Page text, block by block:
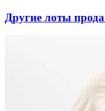
Другие лоты